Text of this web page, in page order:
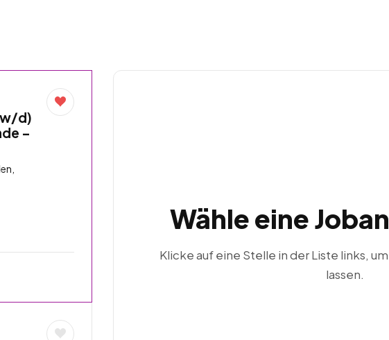
d)
–
Wähle eine
Klicke auf eine Stelle in der Liste links,
lassen.